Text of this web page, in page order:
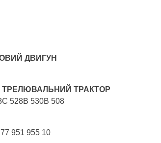
ДВИГУН
ТРЕЛЮВАЛЬНИЙ ТРАКТОР
528B 530B 508
951 955 10